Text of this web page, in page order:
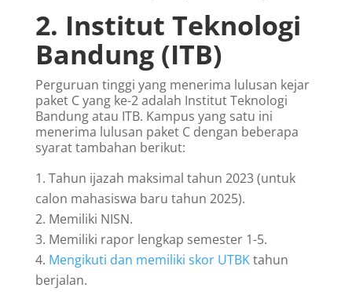
2. Institut Teknologi
Bandung (ITB)
Perguruan tinggi yang menerima lulusan kejar
paket C yang ke-2 adalah Institut Teknologi
Bandung atau ITB. Kampus yang satu ini
menerima lulusan paket C dengan beberapa
syarat tambahan berikut:
Tahun ijazah maksimal tahun 2023 (untuk
calon mahasiswa baru tahun 2025).
Memiliki NISN.
Memiliki rapor lengkap semester 1-5.
Mengikuti dan memiliki skor UTBKtahun
berjalan.